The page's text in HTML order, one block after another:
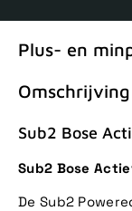
Plus- en
Omschrijving
Sub2 Bose
Sub2 Bose
De Sub2